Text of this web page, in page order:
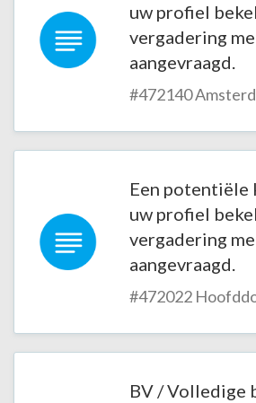
uw profiel
vergadering
aangevraagd.
#472140
Een potentiële
uw profiel
vergadering
aangevraagd.
#472022
BV / Volledige